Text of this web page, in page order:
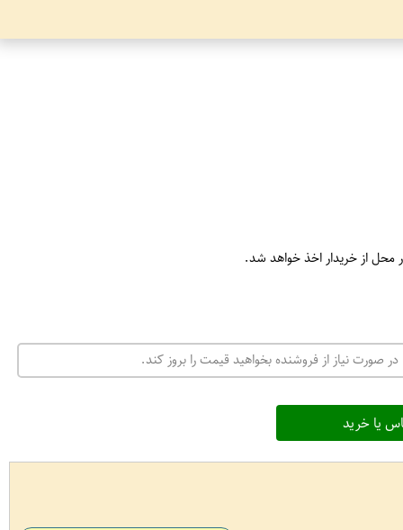
محل از خریدار اخذ خواهد شد.
صورت نیاز از فروشنده بخواهید قیمت را بروز کند.
یا خرید